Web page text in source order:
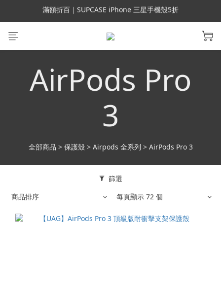
會員699免運｜父親節禮手機殼5折、行動電源66折
會員699免運｜父親節禮手機殼5折、行動電源66折
滿額折百｜UAG 66折 現貨24hr快速出貨
會員699免運｜父親節禮手機殼5折、行動電源66折
AirPods Pro
3
全部商品 > 保護殼> Airpods 全系列 > AirPods Pro 3
篩選
商品排序
每頁顯示 72 個